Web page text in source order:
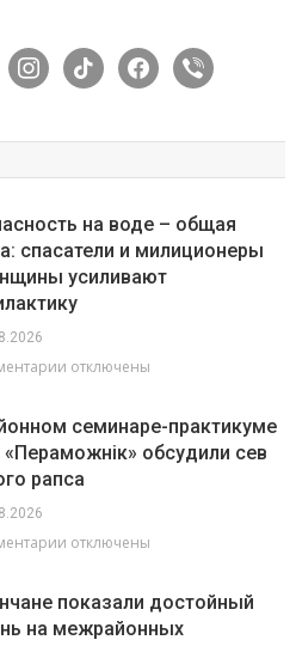
instagram
tiktok facebook
viber
на воде – общая
спасатели и милиционеры
усиливают
к
на
воде
–
спасатели
Брагинщины
усиливают
отключены
семинаре-практикуме
обсудили сев
рапса
к
районном
семинаре-
отключены
показали достойный
на межрайонных